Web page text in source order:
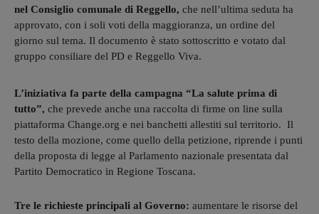
nel Consiglio comunale di Reggello, che nell’ultima seduta ha
approvato, con i soli voti della maggioranza, un ordine del
giorno sul tema. Il documento è stato sottoscritto e votato dal
gruppo consiliare del PD e Reggello Viva.
L’iniziativa fa parte della campagna “La salute prima di
tutto”, che prevede anche una raccolta di firme on line sulla
piattaforma Change.org e nei banchetti allestiti sul territorio. Il
testo della mozione, come quello della petizione, riprende i punti
della proposta di legge al Parlamento nazionale presentata dal
Partito Democratico in Regione Toscana.
Tre le richieste principali al Governo: aumentare le risorse del